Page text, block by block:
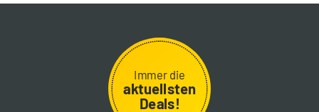
Immer die
aktuellsten
Deals!